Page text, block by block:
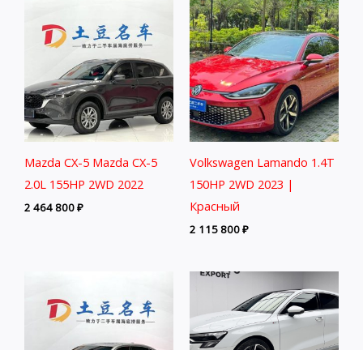
Mazda CX-5 Mazda CX-5
2.0L 155HP 2WD 2022
2 464 800₽
Volkswagen Lamando 1.4T
150HP 2WD 2023 |
Красный
2 115 800₽